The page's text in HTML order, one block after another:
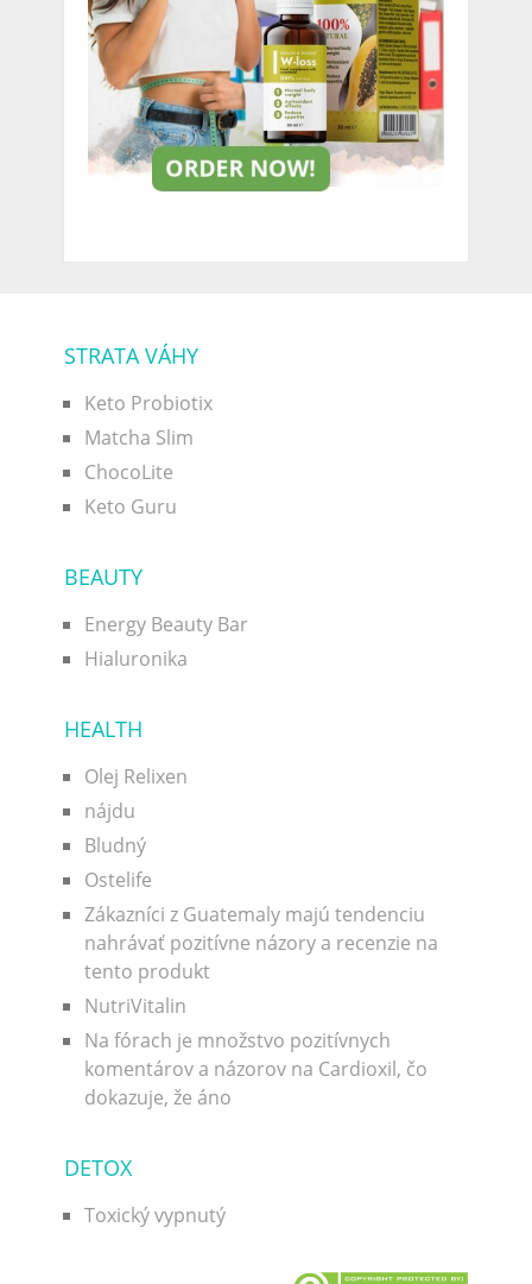
STRATA VÁHY
Keto Probiotix
Matcha Slim
ChocoLite
Keto Guru
BEAUTY
Energy Beauty Bar
Hialuronika
HEALTH
Olej Relixen
nájdu
Bludný
Ostelife
Zákazníci z Guatemaly majú tendenciu
nahrávať pozitívne názory a recenzie na
tento produkt
NutriVitalin
Na fórach je množstvo pozitívnych
komentárov a názorov na Cardioxil, čo
dokazuje, že áno
DETOX
Toxický vypnutý